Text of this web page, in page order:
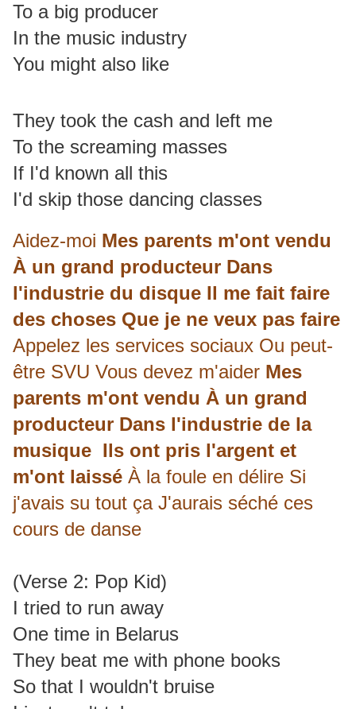
To a big producer
In the music industry
You might also like
They took the cash and left me
To the screaming masses
If I'd known all this
I'd skip those dancing classes
Aidez-moi Mes parents m'ont vendu
À un grand producteur Dans
l'industrie du disque Il me fait faire
des choses Que je ne veux pas faire
Appelez les services sociaux Ou peut-
être SVU Vous devez m'aider Mes
parents m'ont vendu À un grand
producteur Dans l'industrie de la
musique Ils ont pris l'argent et
m'ont laissé À la foule en délire Si
j'avais su tout ça J'aurais séché ces
cours de danse
(Verse 2: Pop Kid)
I tried to run away
One time in Belarus
They beat me with phone books
So that I wouldn't bruise